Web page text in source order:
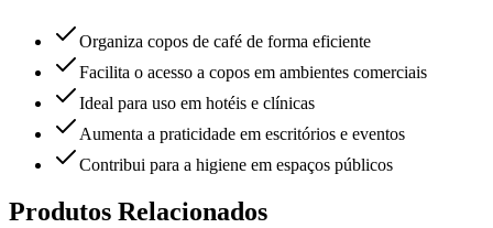
Organiza copos de café de forma eficiente
Facilita o acesso a copos em ambientes comerciais
Ideal para uso em hotéis e clínicas
Aumenta a praticidade em escritórios e eventos
Contribui para a higiene em espaços públicos
Produtos Relacionados